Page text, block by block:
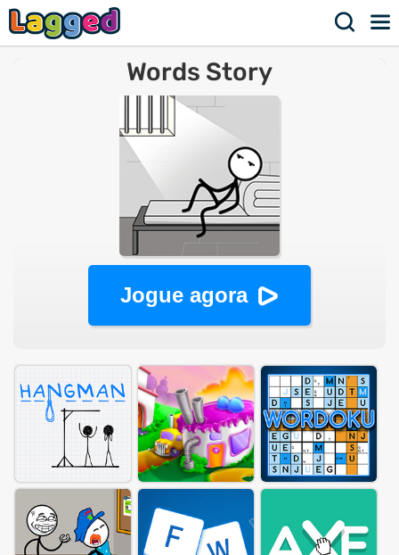
Words Story
Jogue agora